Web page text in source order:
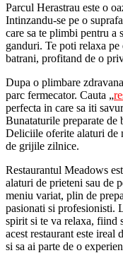
Parcul Herastrau este o
Intinzandu-se pe o
care sa te plimbi pentru a
ganduri. Te poti relaxa
batrani, profitand de o
Dupa o plimbare
parc fermecator. Cauta „
perfecta in care sa iti
Bunataturile preparate de
Deliciile oferite alaturi de
de grijile zilnice.
Restaurantul Meadows
alaturi de prieteni sau de
meniu variat, plin de
pasionati si profesionisti.
spirit si te va relaxa, fiind
acest restaurant este ireal
si sa ai parte de o